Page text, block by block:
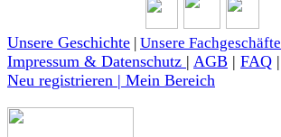
Unsere Geschichte Unsere Fachgeschäfte
Impressum & Datenschutz | AGB | FAQ |
Neu registrieren | Mein Bereich